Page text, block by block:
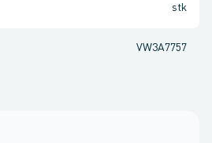
stk
VW3A7757